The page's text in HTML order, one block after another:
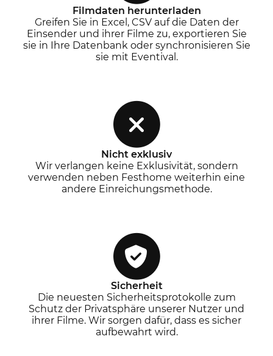
Filmdaten herunterladen
Greifen Sie in Excel, CSV auf die Daten der
Einsender und ihrer Filme zu, exportieren Sie
sie in Ihre Datenbank oder synchronisieren Sie
sie mit Eventival.
Nicht exklusiv
Wir verlangen keine Exklusivität, sondern
verwenden neben Festhome weiterhin eine
andere Einreichungsmethode.
Sicherheit
Die neuesten Sicherheitsprotokolle zum
Schutz der Privatsphäre unserer Nutzer und
ihrer Filme. Wir sorgen dafür, dass es sicher
aufbewahrt wird.